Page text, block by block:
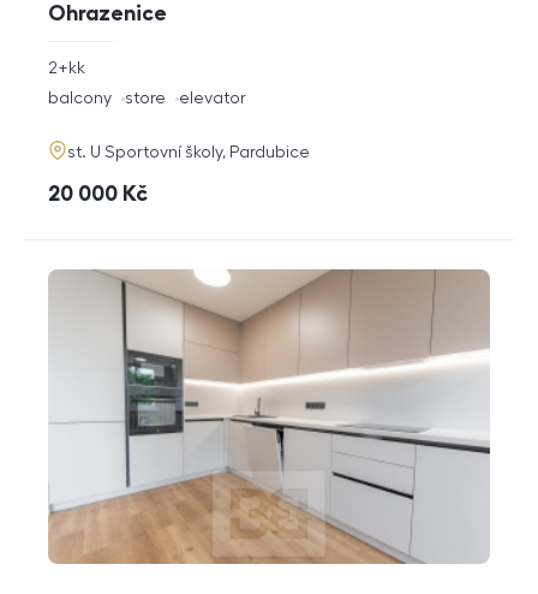
Ohrazenice
rozměry
disposition
2+kk
funkce
balcony store elevator
adresa
st. U Sportovní školy, Pardubice
cena
20 000 Kč